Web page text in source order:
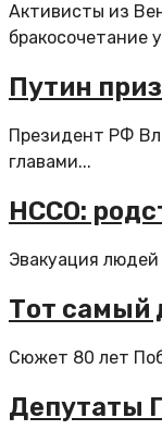
Активисты из
бракосочетание
Путин
Президент РФ
главами...
НССО:
Эвакуация
Тот самый
Сюжет 80 лет
Депутаты